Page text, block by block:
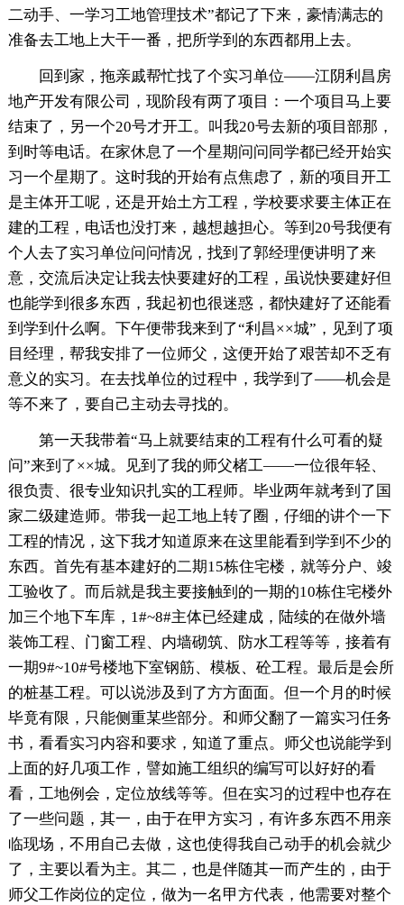
二动手、一学习工地管理技术”都记了下来，豪情满志的
准备去工地上大干一番，把所学到的东西都用上去。
回到家，拖亲戚帮忙找了个实习单位——江阴利昌房
地产开发有限公司，现阶段有两了项目：一个项目马上要
结束了，另一个20号才开工。叫我20号去新的项目部那，
到时等电话。在家休息了一个星期问问同学都已经开始实
习一个星期了。这时我的开始有点焦虑了，新的项目开工
是主体开工呢，还是开始土方工程，学校要求要主体正在
建的工程，电话也没打来，越想越担心。等到20号我便有
个人去了实习单位问问情况，找到了郭经理便讲明了来
意，交流后决定让我去快要建好的工程，虽说快要建好但
也能学到很多东西，我起初也很迷惑，都快建好了还能看
到学到什么啊。下午便带我来到了“利昌××城”，见到了项
目经理，帮我安排了一位师父，这便开始了艰苦却不乏有
意义的实习。在去找单位的过程中，我学到了——机会是
等不来了，要自己主动去寻找的。
第一天我带着“马上就要结束的工程有什么可看的疑
问”来到了××城。见到了我的师父楮工——一位很年轻、
很负责、很专业知识扎实的工程师。毕业两年就考到了国
家二级建造师。带我一起工地上转了圈，仔细的讲个一下
工程的情况，这下我才知道原来在这里能看到学到不少的
东西。首先有基本建好的二期15栋住宅楼，就等分户、竣
工验收了。而后就是我主要接触到的一期的10栋住宅楼外
加三个地下车库，1#~8#主体已经建成，陆续的在做外墙
装饰工程、门窗工程、内墙砌筑、防水工程等等，接着有
一期9#~10#号楼地下室钢筋、模板、砼工程。最后是会所
的桩基工程。可以说涉及到了方方面面。但一个月的时候
毕竟有限，只能侧重某些部分。和师父翻了一篇实习任务
书，看看实习内容和要求，知道了重点。师父也说能学到
上面的好几项工作，譬如施工组织的编写可以好好的看
看，工地例会，定位放线等等。但在实习的过程中也存在
了一些问题，其一，由于在甲方实习，有许多东西不用亲
临现场，不用自己去做，这也使得我自己动手的机会就少
了，主要以看为主。其二，也是伴随其一而产生的，由于
师父工作岗位的定位，做为一名甲方代表，他需要对整个